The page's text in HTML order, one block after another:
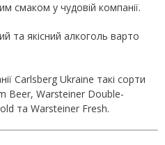
смаком у чудовій компанії.
та якісний алкоголь варто
Carlsberg Ukraine такі сорти
Beer, Warsteiner Double-
та Warsteiner Fresh.